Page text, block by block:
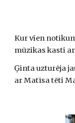
Kur vien
mūzikas kasti
Ģinta uzturēja
ar Matīsa tēti